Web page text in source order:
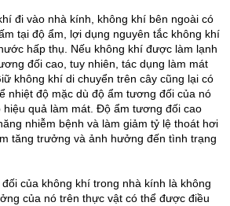
đi vào nhà kính, không khí bên ngoài có
tại độ ẩm, lợi dụng nguyên tắc không khí
hấp thụ. Nếu không khí được làm lạnh
đối cao, tuy nhiên, tác dụng làm mát
không khí di chuyển trên cây cũng lại có
nhiệt độ mặc dù độ ẩm tương đối của nó
hiệu quả làm mát. Độ ẩm tương đối cao
nhiễm bệnh và làm giảm tỷ lệ thoát hơi
tăng trưởng và ảnh hưởng đến tình trạng
của không khí trong nhà kính là không
của nó trên thực vật có thể được điều